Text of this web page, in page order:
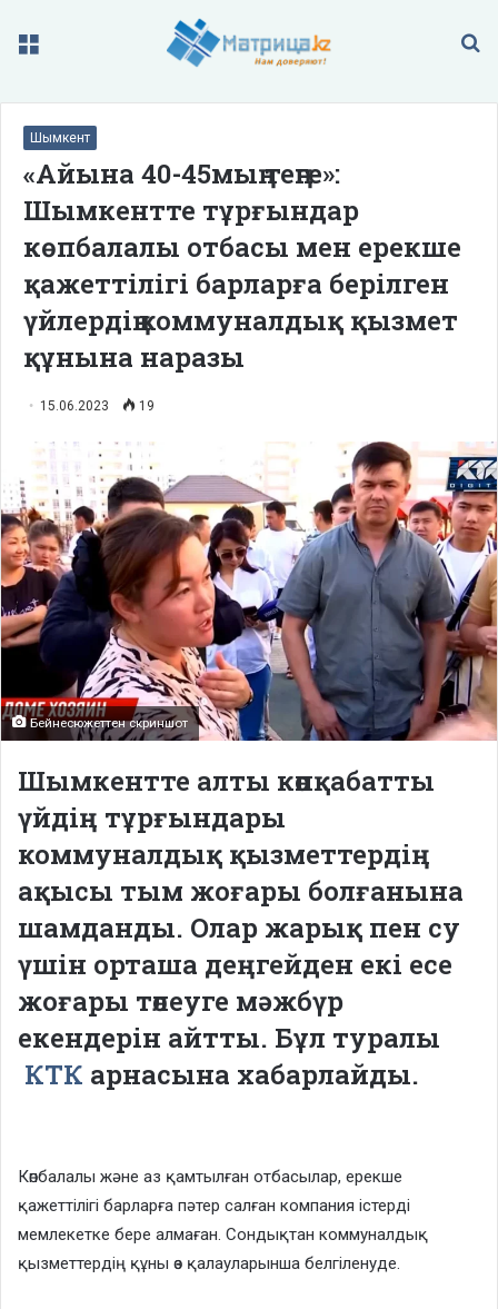
Меню
Шымкент
«Айына 40-45мың теңге»:
Шымкентте тұрғындар
көпбалалы отбасы мен ерекше
қажеттілігі барларға берілген
үйлердің коммуналдық қызмет
құнына наразы
15.06.2023 19
Бейнесюжеттен скриншот
Шымкентте алты көпқабатты
үйдің тұрғындары
коммуналдық қызметтердің
ақысы тым жоғары болғанына
шамданды. Олар жарық пен су
үшін орташа деңгейден екі есе
жоғары төлеуге мәжбүр
екендерін айтты. Бұл туралы
КТК арнасына хабарлайды.
Көпбалалы және аз қамтылған отбасылар, ерекше
қажеттілігі барларға пәтер салған компания істерді
мемлекетке бере алмаған. Сондықтан коммуналдық
қызметтердің құны өз қалауларынша белгіленуде.